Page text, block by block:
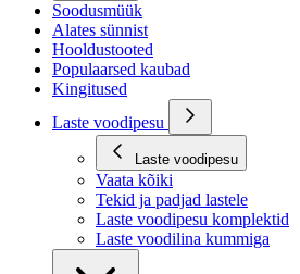
Soodusmüük
Alates sünnist
Hooldustooted
Populaarsed kaubad
Kingitused
Laste voodipesu
Laste voodipesu
Vaata kõiki
Tekid ja padjad lastele
Laste voodipesu komplektid
Laste voodilina kummiga